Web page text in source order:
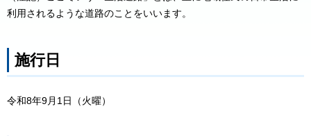
利用されるような道路のことをいいます。
施行日
令和8年9月1日（火曜）